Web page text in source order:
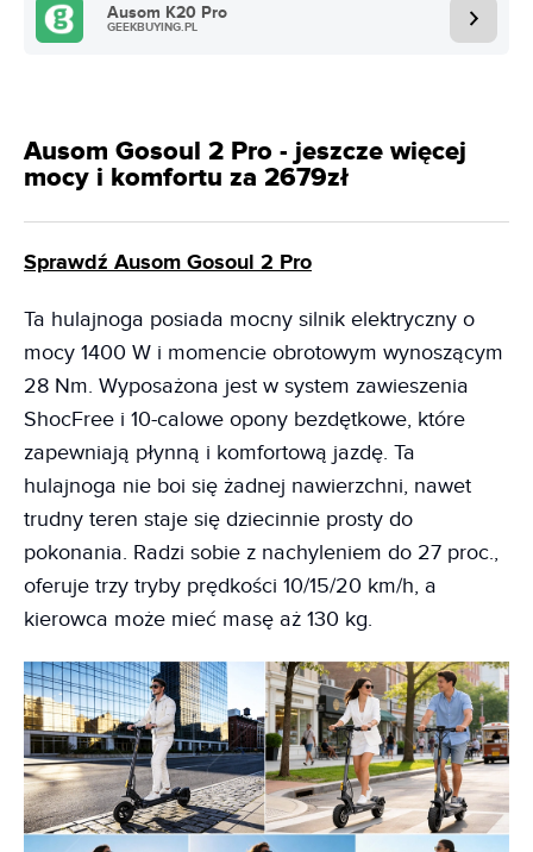
Ausom K20 Pro
GEEKBUYING.PL
Ausom Gosoul 2 Pro - jeszcze więcej
mocy i komfortu za 2679zł
Sprawdź Ausom Gosoul 2 Pro
Ta hulajnoga posiada mocny silnik elektryczny o
mocy 1400 W i momencie obrotowym wynoszącym
28 Nm. Wyposażona jest w system zawieszenia
ShocFree i 10-calowe opony bezdętkowe, które
zapewniają płynną i komfortową jazdę. Ta
hulajnoga nie boi się żadnej nawierzchni, nawet
trudny teren staje się dziecinnie prosty do
pokonania. Radzi sobie z nachyleniem do 27 proc.,
oferuje trzy tryby prędkości 10/15/20 km/h, a
kierowca może mieć masę aż 130 kg.